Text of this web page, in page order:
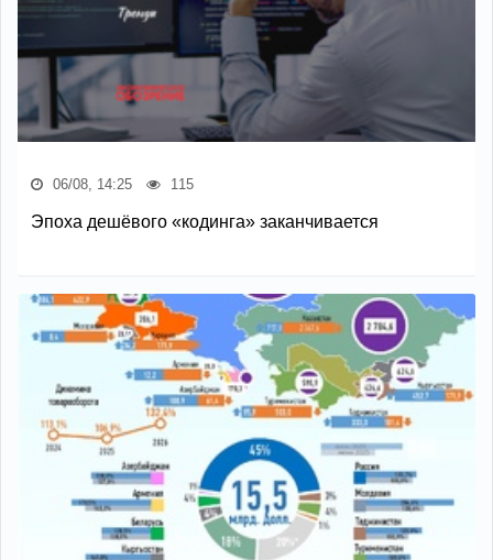
06/08, 14:25 115
Эпоха дешёвого «кодинга» заканчивается